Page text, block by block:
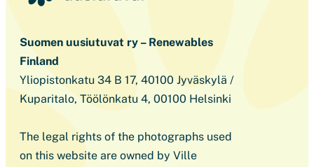
Suomen uusiutuvat ry – Renewables
Finland
Yliopistonkatu 34 B 17, 40100 Jyväskylä /
Kuparitalo, Töölönkatu 4, 00100 Helsinki
The legal rights of the photographs used
on this website are owned by Ville